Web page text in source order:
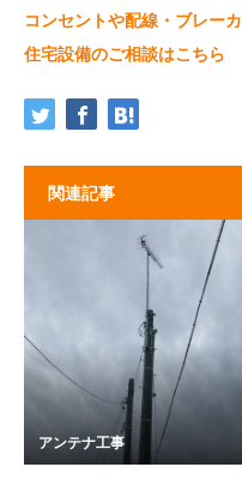
コンセントや配線・ブレー
住宅設備のご相談はこちら
関連記事
アンテナ工事